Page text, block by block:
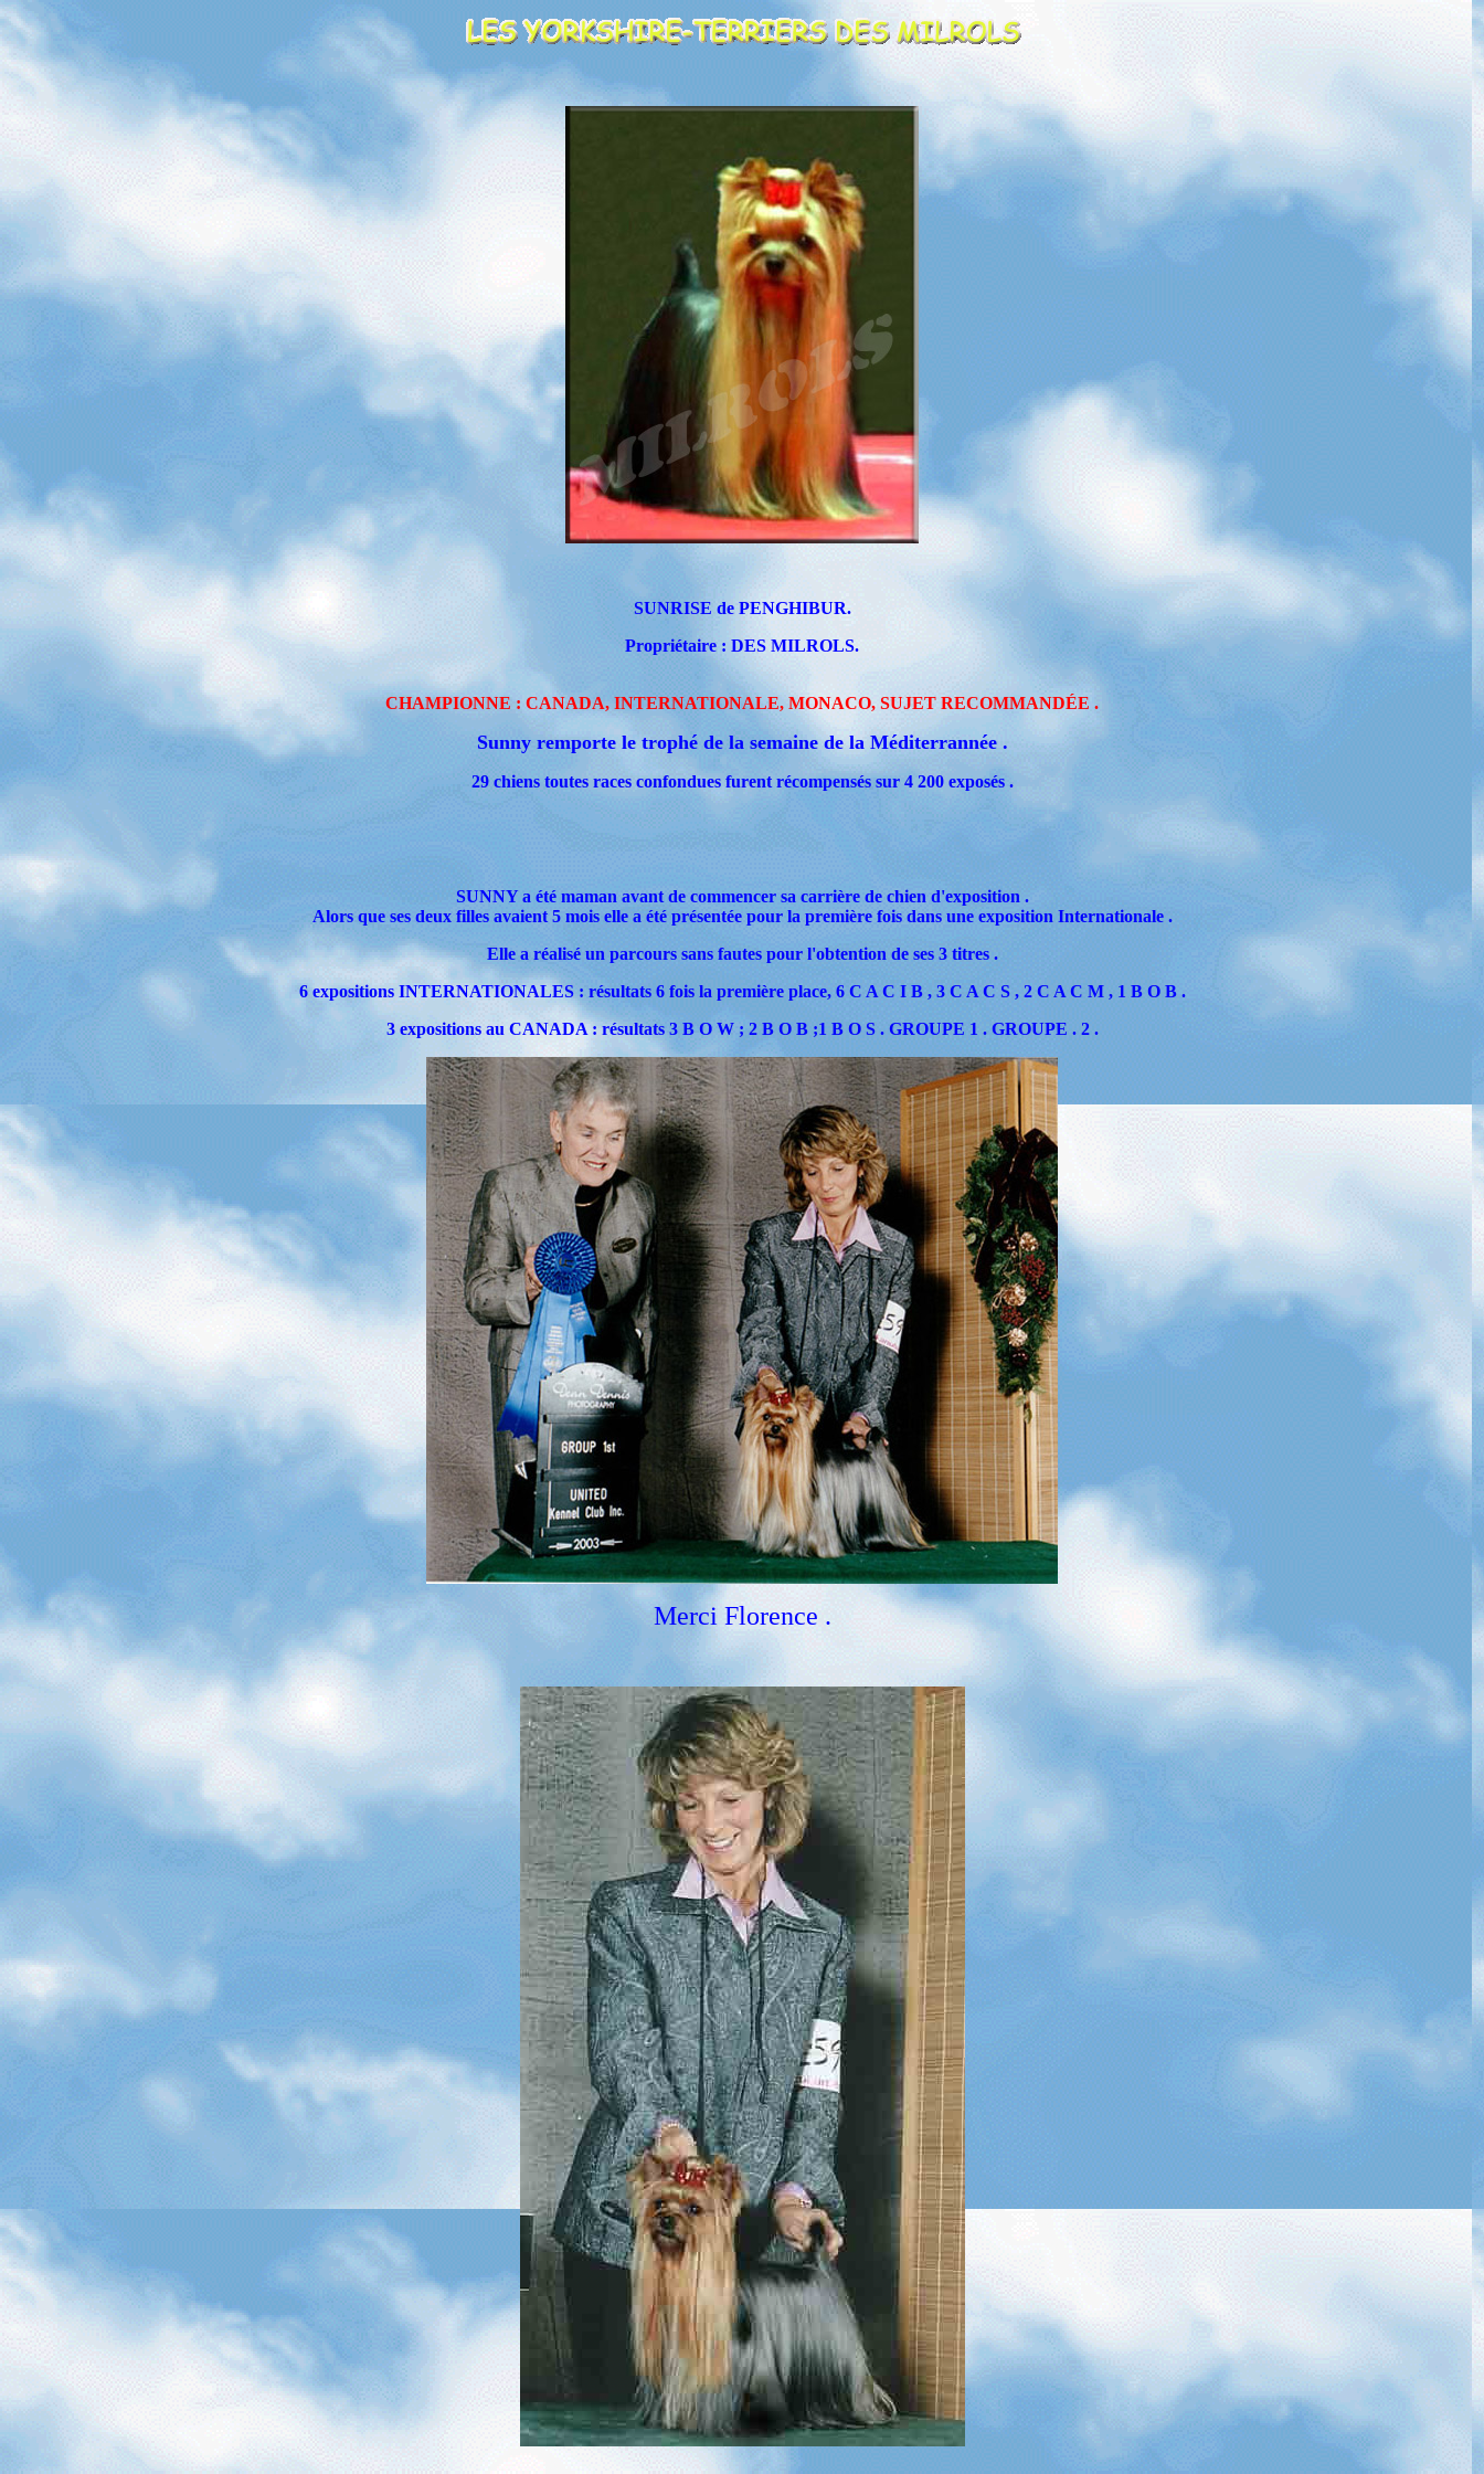
SUNRISE de PENGHIBUR.
Propriétaire : DES MILROLS.
CHAMPIONNE : CANADA, INTERNATIONALE, MONACO, SUJET RECOMMANDÉE .
Sunny remporte le trophé de la semaine de la Méditerrannée .
29 chiens toutes races confondues furent récompensés sur 4 200 exposés .
SUNNY a été maman avant de commencer sa carrière de chien d'exposition .
Alors que ses deux filles avaient 5 mois elle a été présentée pour la première fois dans une exposition Internationale .
Elle a réalisé un parcours sans fautes pour l'obtention de ses 3 titres .
6 expositions INTERNATIONALES : résultats 6 fois la première place, 6 C A C I B , 3 C A C S , 2 C A C M , 1 B O B .
3 expositions au CANADA : résultats 3 B O W ; 2 B O B ;1 B O S . GROUPE 1 . GROUPE . 2 .
Merci Florence .